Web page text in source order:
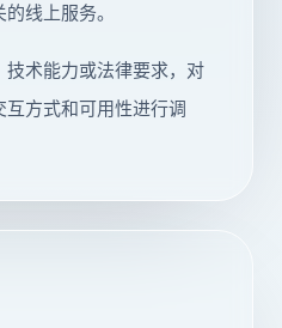
线上服务。
术能力或法律要求，对
方式和可用性进行调